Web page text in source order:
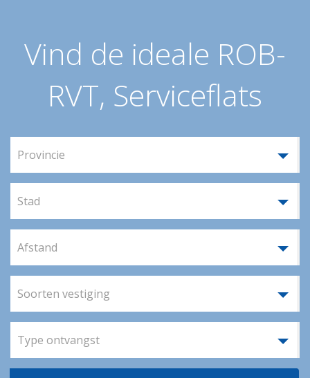
Vind de ideale ROB-
RVT, Serviceflats
Provincie
Stad
Afstand
Soorten vestiging
Type ontvangst